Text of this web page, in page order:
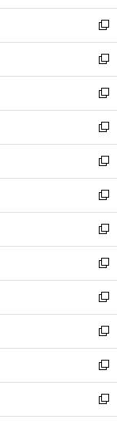
開
く
ウ
で
開
く
ン
ド
ウ
で
開
く
新
し
い
ウ
ィ
ン
ド
ウ
で
開
く
新
し
い
ウ
ィ
ン
ド
ウ
で
開
く
新
し
い
ウ
ィ
ン
ド
ウ
で
開
く
新
し
い
ウ
ィ
ン
ド
ウ
で
開
く
新
し
い
ウ
ィ
ン
ド
ウ
で
開
く
新
し
い
ウ
ィ
ン
ド
ウ
で
開
く
新
し
い
ウ
ィ
ン
ド
ウ
で
開
く
新
し
い
ウ
ィ
ン
ド
ウ
で
開
新
し
い
ウ
ィ
ン
ド
ウ
新
し
い
ウ
ィ
ン
新
し
い
ウ
新
し